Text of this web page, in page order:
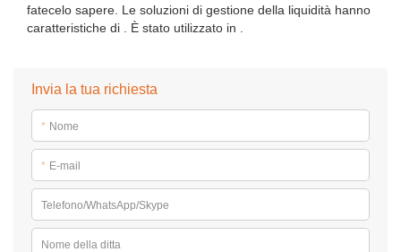
fatecelo sapere. Le soluzioni di gestione della liquidità hanno
caratteristiche di . È stato utilizzato in .
Invia la tua richiesta
* Nome
* E-mail
Telefono/WhatsApp/Skype
Nome della ditta